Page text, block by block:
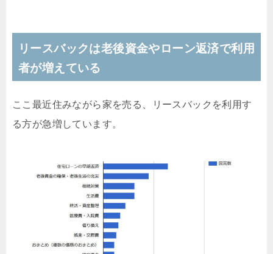
リースバックは老後資金やローン返済で利用
者が増えている
ここ最近住みながら家を売る、リースバックを利用す
る方が急増しています。